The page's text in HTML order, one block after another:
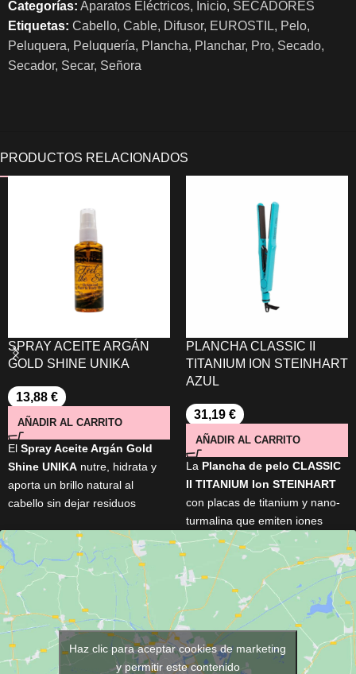
Categorías: Aparatos Eléctricos, Inicio, SECADORES
Etiquetas: Cabello, Cable, Difusor, EUROSTIL, Pelo,
Peluquera, Peluquería, Plancha, Planchar, Pro, Secado,
Secador, Secar, Señora
SPRAY ACEITE ARGÁN
GOLD SHINE UNIKA
13,88 €
AÑADIR AL CARRITO
El Spray Aceite Argán Gold
Shine UNIKA nutre, hidrata y
aporta un brillo natural al
cabello sin dejar residuos
de argán
controla el
encrespamiento, facilita el
peinado y deja la melena más
suave, sedosa y con un
aspecto saludable.
PLANCHA CLASSIC II
TITANIUM ION STEINHART
AZUL
31,19 €
AÑADIR AL CARRITO
La Plancha de pelo CLASSIC
II TITANIUM Ion STEINHART
con placas de titanium y nano-
turmalina que emiten iones
negativos para un cabello más
brillante y sin frizz. Alcanza
230ºC rápidamente y permite
alisar, rizar u ondular con
facilidad. Protección por rayos
infrarrojos para cuidar la fibra
capilar. Barril redondeado y
cable profesional giratorio de 3
Haz clic para aceptar cookies de marketing
y permitir este contenido